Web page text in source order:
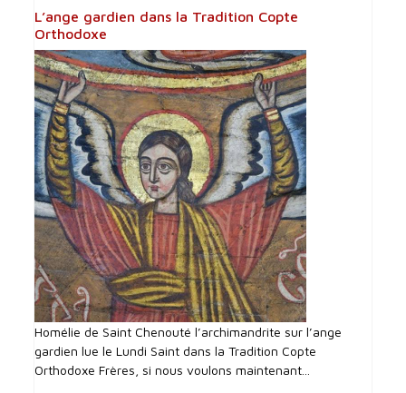
L’ange gardien dans la Tradition Copte
Orthodoxe
Homélie de Saint Chenouté l’archimandrite sur l’ange
gardien lue le Lundi Saint dans la Tradition Copte
Orthodoxe Frères, si nous voulons maintenant...